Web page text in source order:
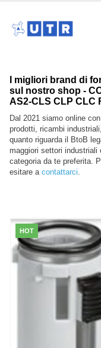
I migliori brand di
sul nostro shop -
AS2-CLS CLP CLC
Dal 2021 siamo online
prodotti, ricambi
quanto riguarda il BtoB
maggiori settori
categoria da te preferita.
esitare a contattarci.
HOT